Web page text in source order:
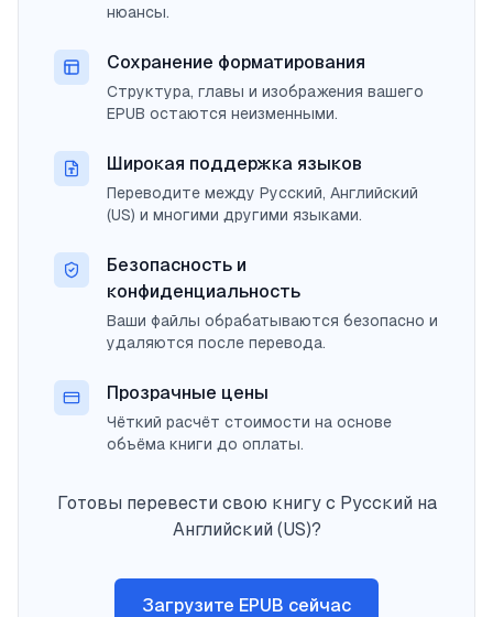
нюансы.
Сохранение форматирования
Структура, главы и изображения вашего
EPUB остаются неизменными.
Широкая поддержка языков
Переводите между Русский, Английский
(US) и многими другими языками.
Безопасность и
конфиденциальность
Ваши файлы обрабатываются безопасно и
удаляются после перевода.
Прозрачные цены
Чёткий расчёт стоимости на основе
объёма книги до оплаты.
Готовы перевести свою книгу с Русский на
Английский (US)?
Загрузите EPUB сейчас